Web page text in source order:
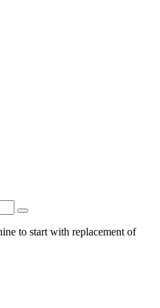
to start with replacement of